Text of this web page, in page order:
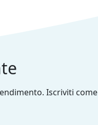
Iscriviti come